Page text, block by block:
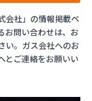
会社」の情報掲載ペ
お問い合わせは、お
い。ガス会社へのお
とご連絡をお願いい